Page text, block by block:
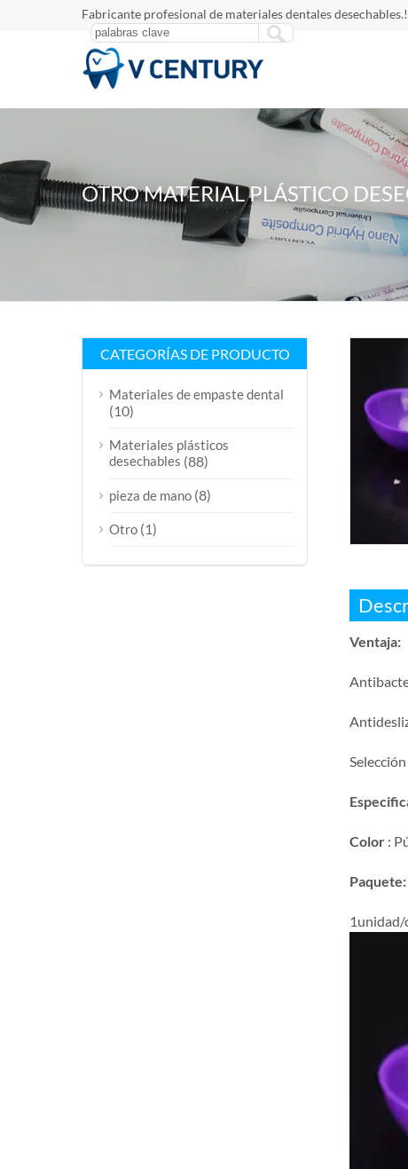
Fabricante profesional de materiales dentales desechables.!
OTRO MATERIAL PLÁSTICO
Ventaja:
Color :
Paquete:
1unidad/
CATEGORÍAS DE PRODUCTO
Materiales de empaste dental
(10)
Materiales plásticos
desechables (88)
pieza de mano (8)
Otro (1)